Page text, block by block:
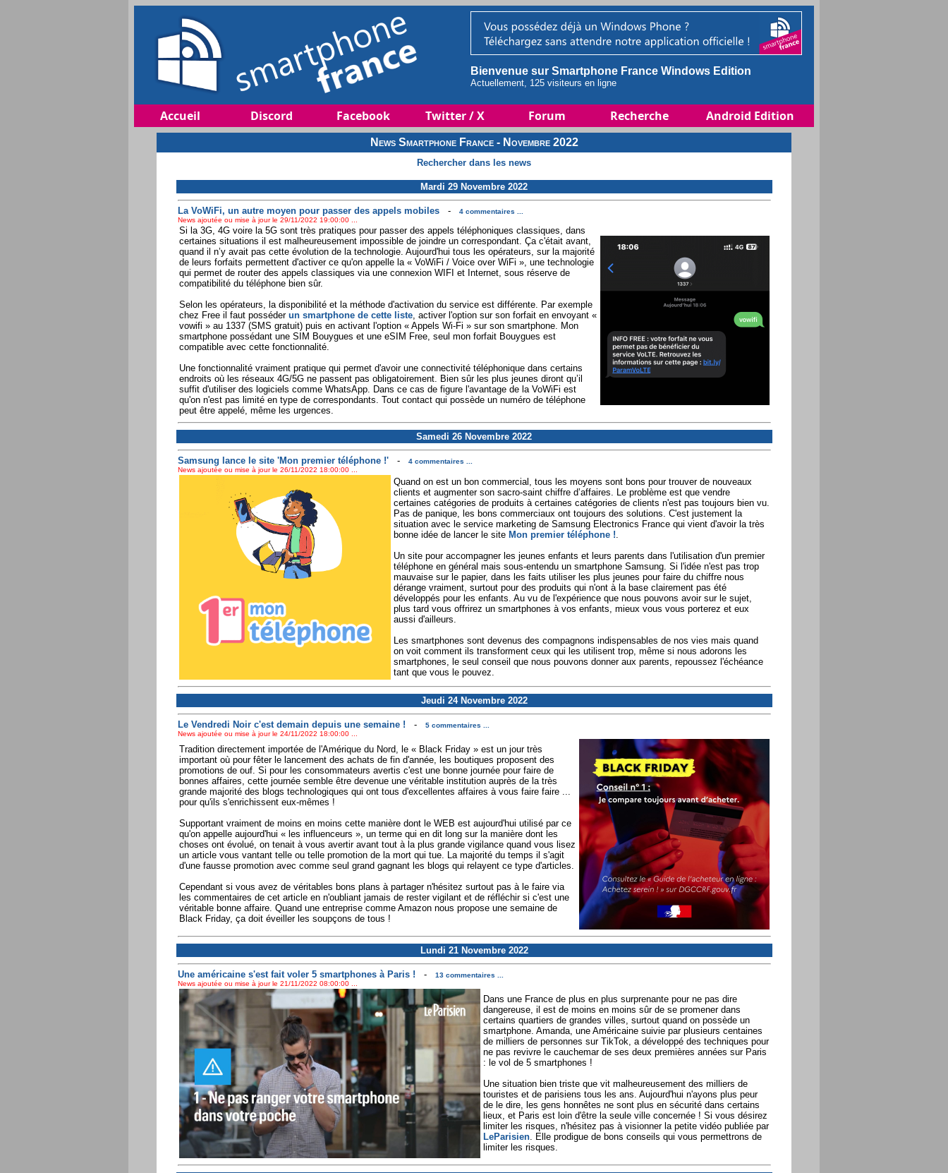
Bienvenue sur Smartphone France Windows Edition
Actuellement, 125 visiteurs en ligne
Accueil Discord Facebook Twitter / X Forum Recherche Android Edition
News Smartphone France - Novembre 2022
Rechercher dans les news
Mardi 29 Novembre 2022
La VoWiFi, un autre moyen pour passer des appels mobiles-
4 commentaires ...
News ajoutée ou mise à jour le 29/11/2022 19:00:00 ...
Si la 3G, 4G voire la 5G sont très pratiques pour passer des appels téléphoniques classiques, dans
certaines situations il est malheureusement impossible de joindre un correspondant. Ça c'était avant,
quand il n’y avait pas cette évolution de la technologie. Aujourd'hui tous les opérateurs, sur la majorité
de leurs forfaits permettent d'activer ce qu'on appelle la « VoWiFi / Voice over WiFi », une technologie
qui permet de router des appels classiques via une connexion WIFI et Internet, sous réserve de
compatibilité du téléphone bien sûr.
Selon les opérateurs, la disponibilité et la méthode d'activation du service est différente. Par exemple
chez Free il faut posséder un smartphone de cette liste, activer l'option sur son forfait en envoyant «
vowifi » au 1337 (SMS gratuit) puis en activant l'option « Appels Wi-Fi » sur son smartphone. Mon
smartphone possédant une SIM Bouygues et une eSIM Free, seul mon forfait Bouygues est
compatible avec cette fonctionnalité.
Une fonctionnalité vraiment pratique qui permet d'avoir une connectivité téléphonique dans certains
endroits où les réseaux 4G/5G ne passent pas obligatoirement. Bien sûr les plus jeunes diront qu’il
suffit d'utiliser des logiciels comme WhatsApp. Dans ce cas de figure l'avantage de la VoWiFi est
qu'on n'est pas limité en type de correspondants. Tout contact qui possède un numéro de téléphone
peut être appelé, même les urgences.
Samedi 26 Novembre 2022
Samsung lance le site 'Mon premier téléphone !'-
4 commentaires ...
News ajoutée ou mise à jour le 26/11/2022 18:00:00 ...
Quand on est un bon commercial, tous les moyens sont bons pour trouver de nouveaux
clients et augmenter son sacro-saint chiffre d’affaires. Le problème est que vendre
certaines catégories de produits à certaines catégories de clients n'est pas toujours bien vu.
Pas de panique, les bons commerciaux ont toujours des solutions. C'est justement la
situation avec le service marketing de Samsung Electronics France qui vient d'avoir la très
bonne idée de lancer le site Mon premier téléphone !.
Un site pour accompagner les jeunes enfants et leurs parents dans l'utilisation d'un premier
téléphone en général mais sous-entendu un smartphone Samsung. Si l'idée n'est pas trop
mauvaise sur le papier, dans les faits utiliser les plus jeunes pour faire du chiffre nous
dérange vraiment, surtout pour des produits qui n'ont à la base clairement pas été
développés pour les enfants. Au vu de l'expérience que nous pouvons avoir sur le sujet,
plus tard vous offrirez un smartphones à vos enfants, mieux vous vous porterez et eux
aussi d'ailleurs.
Les smartphones sont devenus des compagnons indispensables de nos vies mais quand
on voit comment ils transforment ceux qui les utilisent trop, même si nous adorons les
smartphones, le seul conseil que nous pouvons donner aux parents, repoussez l'échéance
tant que vous le pouvez.
Jeudi 24 Novembre 2022
Le Vendredi Noir c'est demain depuis une semaine ! -
5 commentaires ...
News ajoutée ou mise à jour le 24/11/2022 18:00:00 ...
Tradition directement importée de l'Amérique du Nord, le « Black Friday » est un jour très
important où pour fêter le lancement des achats de fin d'année, les boutiques proposent des
promotions de ouf. Si pour les consommateurs avertis c'est une bonne journée pour faire de
bonnes affaires, cette journée semble être devenue une véritable institution auprès de la très
grande majorité des blogs technologiques qui ont tous d'excellentes affaires à vous faire faire ...
pour qu'ils s'enrichissent eux-mêmes !
Supportant vraiment de moins en moins cette manière dont le WEB est aujourd'hui utilisé par ce
qu'on appelle aujourd'hui « les influenceurs », un terme qui en dit long sur la manière dont les
choses ont évolué, on tenait à vous avertir avant tout à la plus grande vigilance quand vous lisez
un article vous vantant telle ou telle promotion de la mort qui tue. La majorité du temps il s'agit
d'une fausse promotion avec comme seul grand gagnant les blogs qui relayent ce type d'articles.
Cependant si vous avez de véritables bons plans à partager n'hésitez surtout pas à le faire via
les commentaires de cet article en n'oubliant jamais de rester vigilant et de réfléchir si c'est une
véritable bonne affaire. Quand une entreprise comme Amazon nous propose une semaine de
Black Friday, ça doit éveiller les soupçons de tous !
Lundi 21 Novembre 2022
Une américaine s'est fait voler 5 smartphones à Paris ! -
13 commentaires ...
News ajoutée ou mise à jour le 21/11/2022 08:00:00 ...
Dans une France de plus en plus surprenante pour ne pas dire
dangereuse, il est de moins en moins sûr de se promener dans
certains quartiers de grandes villes, surtout quand on possède un
smartphone. Amanda, une Américaine suivie par plusieurs centaines
de milliers de personnes sur TikTok, a développé des techniques pour
ne pas revivre le cauchemar de ses deux premières années sur Paris
: le vol de 5 smartphones !
Une situation bien triste que vit malheureusement des milliers de
touristes et de parisiens tous les ans. Aujourd'hui n'ayons plus peur
de le dire, les gens honnêtes ne sont plus en sécurité dans certains
lieux, et Paris est loin d'être la seule ville concernée ! Si vous désirez
limiter les risques, n'hésitez pas à visionner la petite vidéo publiée par
LeParisien. Elle prodigue de bons conseils qui vous permettrons de
limiter les risques.